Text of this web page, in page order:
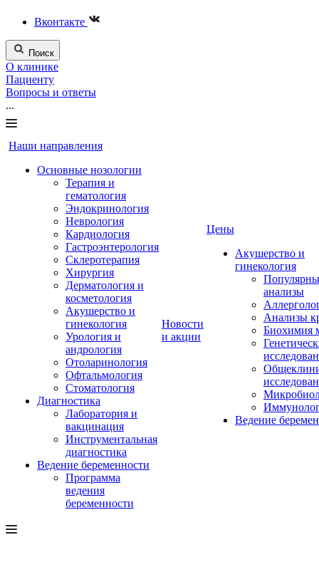
Вконтакте
Поиск
О клинике
Пациенту
Вопросы и ответы
...
Наши направления
Основные нозологии
Терапия и
гематология
Эндокринология
Неврология
Кардиология
Гастроэнтерология
Склеротерапия
Хирургия
Дерматология и
косметология
Акушерство и
гинекология
Урология и
андрология
Отоларинология
Офтальмология
Стоматология
Диагностика
Лаборатория и
вакцинация
Инструментальная
диагностика
Ведение беременности
Программа
ведения
беременности
Новости
и акции
Цены
Акушерство и
гинекология
анализы
Анализы
Биохимия
Ведение